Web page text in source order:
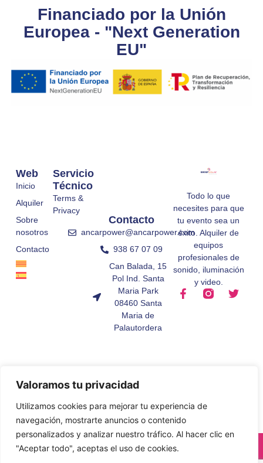
Valoramos tu privacidad
Utilizamos cookies para mejorar tu experiencia de
navegación, mostrarte anuncios o contenido
personalizados y analizar nuestro tráfico. Al hacer clic en
"Aceptar todo", aceptas el uso de cookies.
Financiado por la Unión
Europea - "Next Generation
EU"
Todo lo que
necesites para que
tu evento sea un
éxito. Alquiler de
equipos
profesionales de
sonido, iluminación
y video.
Servicio
Técnico
Terms &
Privacy
Web
Inicio
Alquiler
Sobre
nosotros
Contacto
Contacto
ancarpower@ancarpower.com
938 67 07 09
Can Balada, 15
Pol Ind. Santa
Maria Park
08460 Santa
Maria de
Palautordera
© All Rights Reserved.